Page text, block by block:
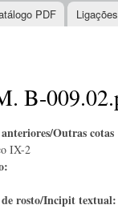
PDF
B-
Outras
IX-2
de rosto/Incipit